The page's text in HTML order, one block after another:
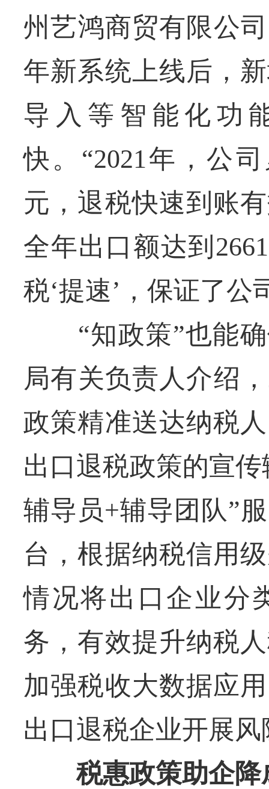
州艺鸿商贸有限公
年新系统上线后，
导入等智能化功
快。“2021年，公
元，退税快速到账
全年出口额达到
税‘提速’，保证了公
“知政策”也能确
局有关负责人介绍
政策精准送达纳税
出口退税政策的宣
辅导员+辅导团队”
台，根据纳税信用
情况将出口企业分
务，有效提升纳税
加强税收大数据应
出口退税企业开展
税惠政策助企降